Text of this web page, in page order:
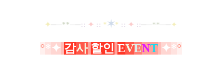
✦──**──:: ✦ :: *✶* :: ✦ ::──**──✦
°*✦ 감사 할인 EVENT ✦*°